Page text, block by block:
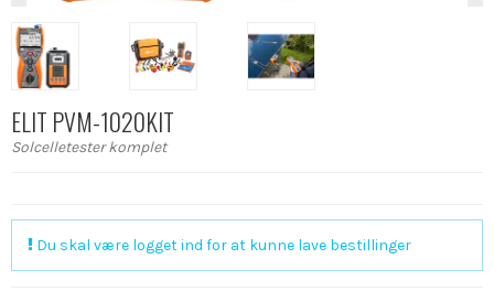
ELIT PVM-1020KIT
Solcelletester komplet
Du skal være logget ind for at kunne lave bestillinger